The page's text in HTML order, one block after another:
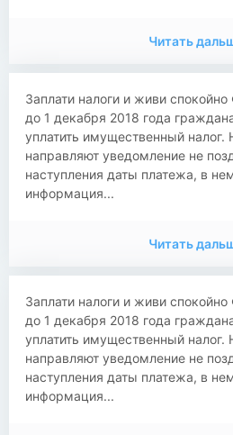
Читать
​​Заплати налоги и живи
до 1 декабря 2018 года
уплатить имущественный налог.
направляют уведомление не
наступления даты платежа, в
информация...
Читать
​​Заплати налоги и живи
до 1 декабря 2018 года
уплатить имущественный налог.
направляют уведомление не
наступления даты платежа, в
информация...